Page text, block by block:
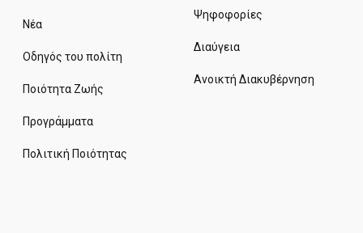
Νέα
Οδηγός του πολίτη
Ποιότητα Ζωής
Προγράμματα
Πολιτική Ποιότητας
Ψηφοφορίες
Διαύγεια
Ανοικτή Διακυβέρνηση